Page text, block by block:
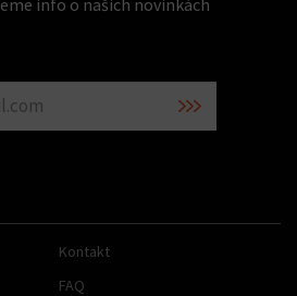
Kontakt
FAQ